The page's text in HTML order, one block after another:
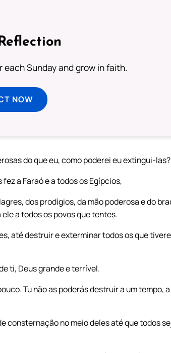
Sunday and grow in faith.
NOW
do que eu, como poderei eu extingui-las?
a Faraó e a todos os Egípcios,
dos prodígios, da mão poderosa e do
a todos os povos que tentes.
até destruir e exterminar todos os que
ti, Deus grande e terrível.
Tu não as poderás destruir a um tempo,
consternação no meio deles até que todos